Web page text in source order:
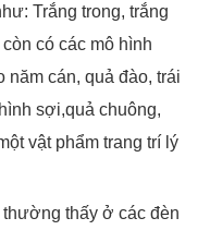
Trắng trong, trắng
có các mô hình
cán, quả đào, trái
sợi,quả chuông,
vật phẩm trang trí lý
thường thấy ở các đèn